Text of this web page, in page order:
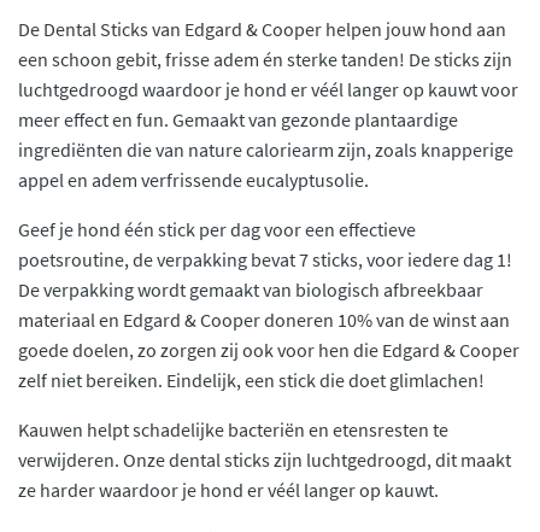
De Dental Sticks van Edgard & Cooper helpen jouw hond aan
een schoon gebit, frisse adem én sterke tanden! De sticks zijn
luchtgedroogd waardoor je hond er véél langer op kauwt voor
meer effect en fun. Gemaakt van gezonde plantaardige
ingrediënten die van nature caloriearm zijn, zoals knapperige
appel en adem verfrissende eucalyptusolie.
Geef je hond één stick per dag voor een effectieve
poetsroutine, de verpakking bevat 7 sticks, voor iedere dag 1!
De verpakking wordt gemaakt van biologisch afbreekbaar
materiaal en Edgard & Cooper doneren 10% van de winst aan
goede doelen, zo zorgen zij ook voor hen die Edgard & Cooper
zelf niet bereiken. Eindelijk, een stick die doet glimlachen!
Kauwen helpt schadelijke bacteriën en etensresten te
verwijderen. Onze dental sticks zijn luchtgedroogd, dit maakt
ze harder waardoor je hond er véél langer op kauwt.